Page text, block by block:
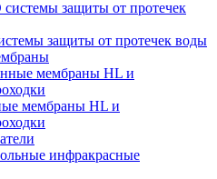
защиты от протечек воды
мембраны HL и